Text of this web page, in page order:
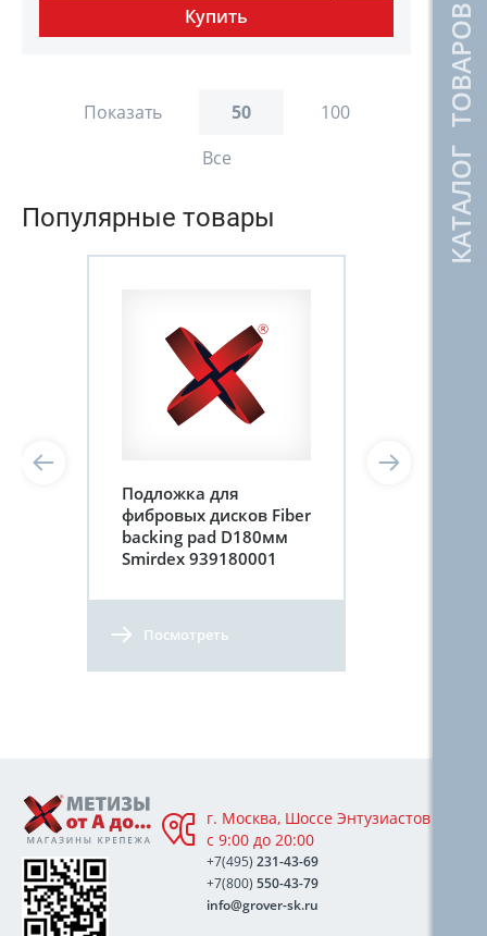
КАТАЛОГ ТОВАРОВ
Показать 50
100
Все
Популярные товары
Подложка для
фибровых дисков Fiber
backing pad D180мм
Smirdex 939180001
Посмотреть
г. Москва, Шоссе Энтузиастов 76А,
с 9:00 до 20:00
+7(495) 231-43-69
+7(800) 550-43-79
info@grover-sk.ru